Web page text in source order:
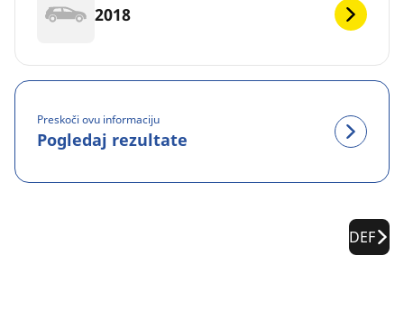
2018
Preskoči ovu informaciju
Pogledaj rezultate
DEF